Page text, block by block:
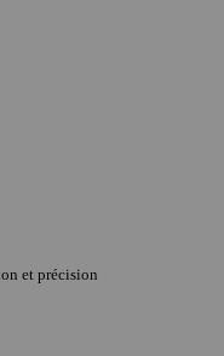
et précision